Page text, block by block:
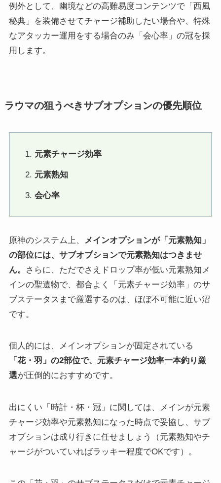
例外として、幽境などの高難易度コンテンツで「西風
秘典」を装備させてチャージ補助したい場合や、特殊
なアタッカー運用をする場合のみ「会心率」の冠を採
用します。
ラウマの狙うべきサブオプションの優先順位
元素チャージ効率
元素熟知
会心率
原神のシステム上、 メインオプションが「元素熟知」
の部位には、サブオプションで元素熟知はつきませ
ん。
さらに、ただでさえドロップ率が低い元素熟知メ
インの聖遺物で、都合よく「元素チャージ効率」のサ
ブステータスまで厳選するのは、ほぼ不可能に近い沼
です。
個人的には、メインオプションが固定されている
「花・羽」の2部位で、元素チャージ効率一本釣り厳
選が圧倒的におすすめです。
出にくい「時計・杯・冠」に関しては、メインが元素
チャージ効率や元素熟知になった時点で妥協し、サブ
オプションは成り行きに任せましょう（元素熟知やチ
ャージがついていればラッキー程度でOKです）。